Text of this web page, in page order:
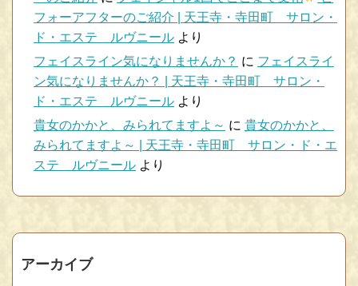
フォーアフターのご紹介 | 天王寺・寺田町 サロン・
ド・エステ ルヴニール より
フェイスライン気になりませんか？ に フェイスライ
ン気になりませんか？ | 天王寺・寺田町 サロン・
ド・エステ ルヴニール より
貴女のかかと、みられてますよ～ に 貴女のかかと、
みられてますよ～ | 天王寺・寺田町 サロン・ド・エ
ステ ルヴニール より
アーカイブ